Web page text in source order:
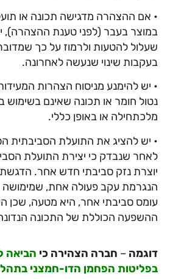
• אם ההצהרה מדגישה תכונה או
במוצר בעבר (לפני טענת ההצהרה),
שעלול להטעות ולרמוז על כך
בעקבות שינוי שנעשה לאחרונה.
• יש להימנע מניסוח הצהרות
נטול חומר או תכונה שאינם בשימוש
מלכתחילה או באופן כללי.
• יש להציג את התועלת הסביבתית
לאחר שנבדק כי יצירת התועלת
יוצרת נזק סביבתי חדש אחר.
הנגרמת עקב פעולה אחת, שמימושה
עומס סביבתי אחר, היא מטעה, שכן
ההשפעה הכוללת של התכונה
דוגמה – חברה הצהירה כי
בפליטות הפחמן הדו-חמצני